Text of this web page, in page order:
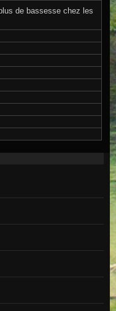
de bassesse chez les